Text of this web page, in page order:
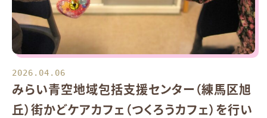
2026.04.06
みらい青空地域包括支援センター（練馬区旭
丘）街かどケアカフェ（つくろうカフェ）を行い